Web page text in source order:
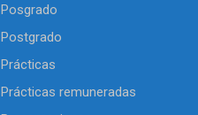
Posgrado
Postgrado
Prácticas
Prácticas remuneradas